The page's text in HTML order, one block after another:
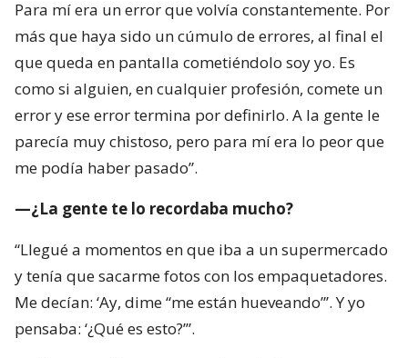
Para mí era un error que volvía constantemente. Por
más que haya sido un cúmulo de errores, al final el
que queda en pantalla cometiéndolo soy yo. Es
como si alguien, en cualquier profesión, comete un
error y ese error termina por definirlo. A la gente le
parecía muy chistoso, pero para mí era lo peor que
me podía haber pasado”.
—¿La gente te lo recordaba mucho?
“Llegué a momentos en que iba a un supermercado
y tenía que sacarme fotos con los empaquetadores.
Me decían: ‘Ay, dime “me están hueveando”’. Y yo
pensaba: ‘¿Qué es esto?’”.